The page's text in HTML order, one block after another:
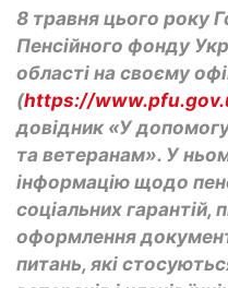
8 травня цього року
Пенсійного фонду
області на своєму
(https://
довідник «У
та ветеранам». У
інформацію щодо
соціальних гарантій,
оформлення
питань, які